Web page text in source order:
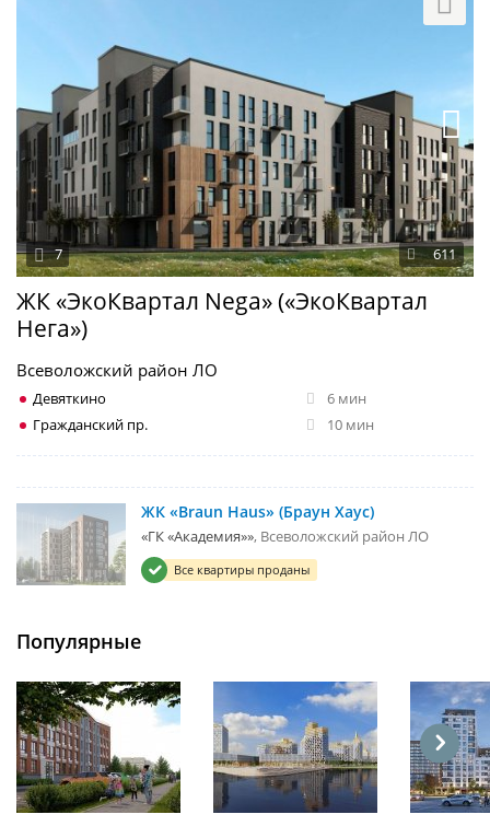
ЖК «ЭкоКвартал Nega» («ЭкоКвартал
Нега»)
611
7
Всеволожский район ЛО
Девяткино
6 мин
Гражданский пр.
10 мин
ЖК «Braun Haus» (Браун Хаус)
«ГК «Академия»» Всеволожский район ЛО
Все квартиры проданы
Популярные